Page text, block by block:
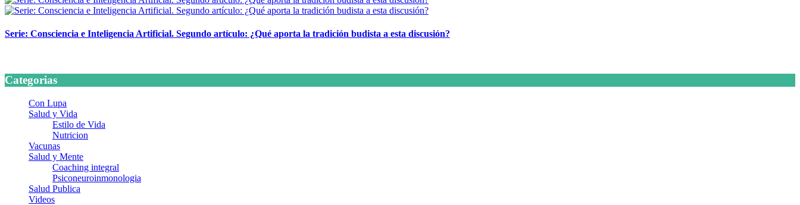
Serie: Consciencia e Inteligencia Artificial. Segundo artículo: ¿Qué aporta la tradición budista a esta discusión?
Categorias
Con Lupa
Salud y Vida
Estilo de Vida
Nutricion
Vacunas
Salud y Mente
Coaching integral
Psiconeuroinmonologia
Salud Publica
Videos